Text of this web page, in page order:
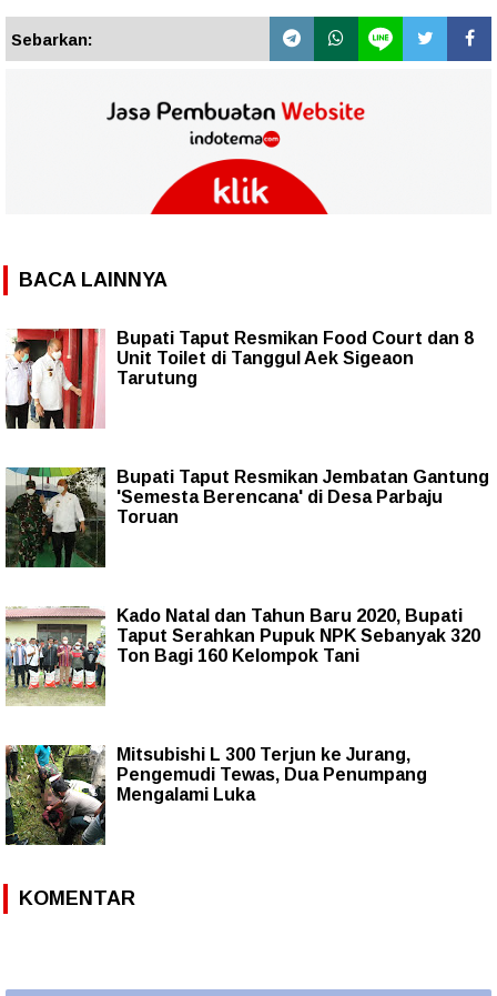
Sebarkan:
BACA LAINNYA
Bupati Taput Resmikan Food Court dan 8
Unit Toilet di Tanggul Aek Sigeaon
Tarutung
Bupati Taput Resmikan Jembatan Gantung
'Semesta Berencana' di Desa Parbaju
Toruan
Kado Natal dan Tahun Baru 2020, Bupati
Taput Serahkan Pupuk NPK Sebanyak 320
Ton Bagi 160 Kelompok Tani
Mitsubishi L 300 Terjun ke Jurang,
Pengemudi Tewas, Dua Penumpang
Mengalami Luka
KOMENTAR